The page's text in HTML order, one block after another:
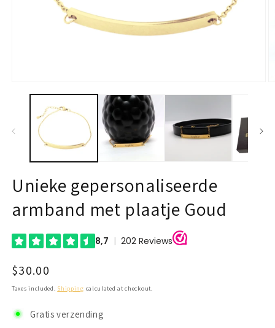
media
Unieke gepersonaliseerde
armband met plaatje Goud
Regular
$30.00
Taxes included. Shipping calculated at checkout.
Gratis verzending